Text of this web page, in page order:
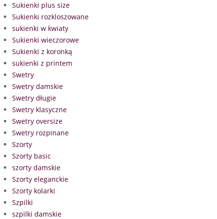
Sukienki plus size
Sukienki rozkloszowane
sukienki w kwiaty
Sukienki wieczorowe
Sukienki z koronką
sukienki z printem
Swetry
Swetry damskie
Swetry długie
Swetry klasyczne
Swetry oversize
Swetry rozpinane
Szorty
Szorty basic
szorty damskie
Szorty eleganckie
Szorty kolarki
Szpilki
szpilki damskie